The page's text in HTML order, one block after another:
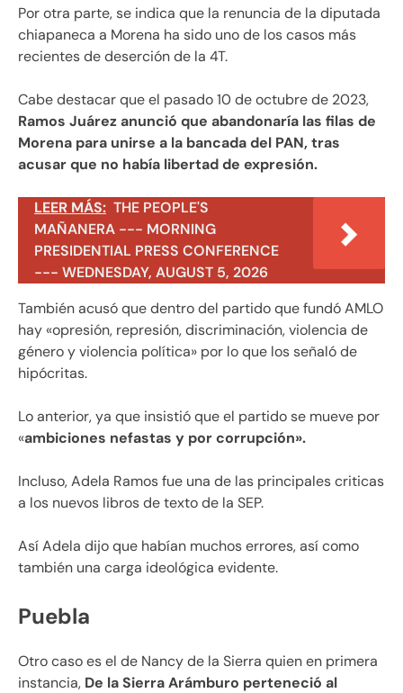
Por otra parte, se indica que la renuncia de la diputada
chiapaneca a Morena ha sido uno de los casos más
recientes de deserción de la 4T.
Cabe destacar que el pasado 10 de octubre de 2023,
Ramos Juárez anunció que abandonaría las filas de
Morena para unirse a la bancada del PAN, tras
acusar que no había libertad de expresión.
LEER MÁS: THE PEOPLE'S
MAÑANERA --- MORNING
PRESIDENTIAL PRESS CONFERENCE
--- WEDNESDAY, AUGUST 5, 2026
También acusó que dentro del partido que fundó AMLO
hay «opresión, represión, discriminación, violencia de
género y violencia política» por lo que los señaló de
hipócritas.
Lo anterior, ya que insistió que el partido se mueve por
«ambiciones nefastas y por corrupción».
Incluso, Adela Ramos fue una de las principales criticas
a los nuevos libros de texto de la SEP.
Así Adela dijo que habían muchos errores, así como
también una carga ideológica evidente.
Puebla
Otro caso es el de Nancy de la Sierra quien en primera
instancia, De la Sierra Arámburo perteneció al